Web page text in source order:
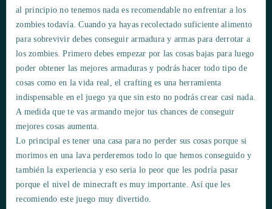
al principio no tenemos nada es recomendable no enfrentar a los
zombies todavía. Cuando ya hayas recolectado suficiente alimento
para sobrevivir debes conseguir armadura y armas para derrotar a
los zombies. Primero debes empezar por las cosas bajas para luego
poder obtener las mejores armaduras y podrás hacer todo tipo de
cosas como en la vida real, el crafting es una herramienta
indispensable en el juego ya que sin esto no podrás crear casi nada.
A medida que te vas armando mejor tus chances de conseguir
mejores cosas aumenta.
Lo principal es tener una casa para no perder sus cosas porque si
morimos en una lava perderemos todo lo que hemos conseguido y
también la experiencia y eso seria lo peor que les podría pasar
porque el nivel de minecraft es muy importante. Así que les
recomiendo este juego muy divertido.